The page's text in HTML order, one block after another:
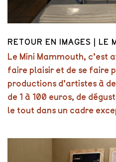
RETOUR EN IMAGES | LE
Le Mini Mammouth, c’est
faire plaisir et de se faire
productions d’artistes à
de 1 à 100 euros, de
le tout dans un cadre